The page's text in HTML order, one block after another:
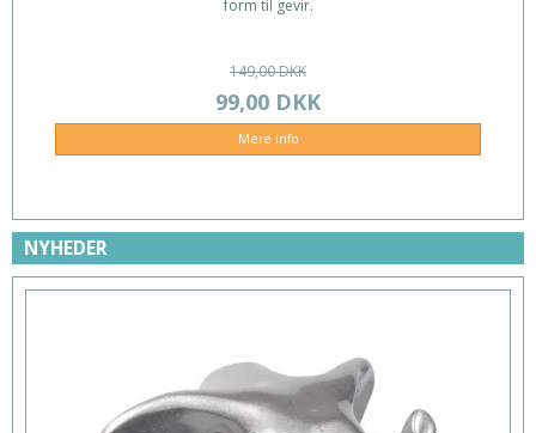
form til gevir.
149,00 DKK
99,00 DKK
Mere info
NYHEDER